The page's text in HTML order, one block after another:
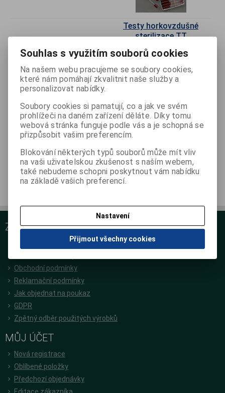
Testy horkovzdušné
sterilizace TT
Odebrat
Přidat do
košíku
s DPH
1 936 Kč
bez DPH
1 600 Kč
Katalogové číslo:
Výrobce:
Popis
balení 100ks, DRY HEAT,
integrační kontrolní trubičky
ZÁKAZNICKÝ SERVIS
Obchodní podmínky
Reklamační podmínky
Jak objednat na poukaz
GDPR
Zpětný odběr použitých výrobků
MŮJ ÚČET
Nová registrace
Oblíbené položky
Předchozí objednávky
Souhlas s využitím souborů cookies
Na našem webu pracujeme se soubory cookies,
které nám pomáhají zkvalitnit naše služby a
personalizovat nabídky.
Soubory cookies si pamatují, co a jak ve svém
prohlížeči na daném zařízení děláte. Díky tomu
webová stránka funguje podle vás a je schopná se
přizpůsobit vašim preferencím.
Blokování některých typů souborů může mít vliv
na vaši uživatelskou zkušenost s naším webem,
také nebudeme schopni poskytnout vám nabídku
na základě vašich preferencí.
Nastavení
Přijmout všechny cookies